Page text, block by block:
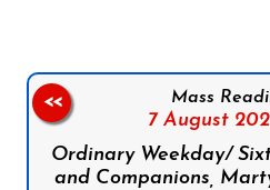
Mass
7 August
Ordinary Weekday/
and Companions,
<<